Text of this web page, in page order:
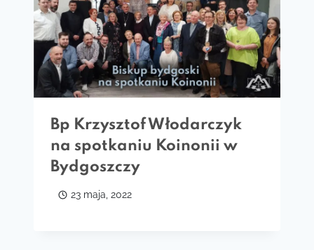
Bp Krzysztof Włodarczyk
na spotkaniu Koinonii w
Bydgoszczy
23 maja, 2022